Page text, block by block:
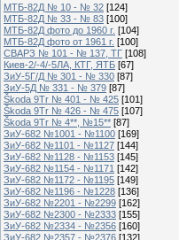
МТБ-82Д № 10 - № 32 [124]
МТБ-82Д № 33 - № 83 [100]
МТБ-82Д фото до 1960 г. [104]
МТБ-82Д фото от 1961 г. [100]
СВАРЗ № 101 - № 137, ТГ [108]
Киев-2/-4/-5ЛА, КТГ, ЯТБ [67]
ЗиУ-5Г/Д № 301 - № 330 [87]
ЗиУ-5Д № 331 - № 379 [87]
Škoda 9Tr № 401 - № 425 [101]
Škoda 9Tr № 426 - № 475 [107]
Škoda 9Tr № 4**, №15** [87]
ЗиУ-682 №1001 - №1100 [169]
ЗиУ-682 №1101 - №1127 [144]
ЗиУ-682 №1128 - №1153 [145]
ЗиУ-682 №1154 - №1171 [142]
ЗиУ-682 №1172 - №1195 [149]
ЗиУ-682 №1196 - №1228 [136]
ЗиУ-682 №2201 - №2299 [162]
ЗиУ-682 №2300 - №2333 [155]
ЗиУ-682 №2334 - №2356 [160]
ЗиУ-682 №2357 - №2376 [132]